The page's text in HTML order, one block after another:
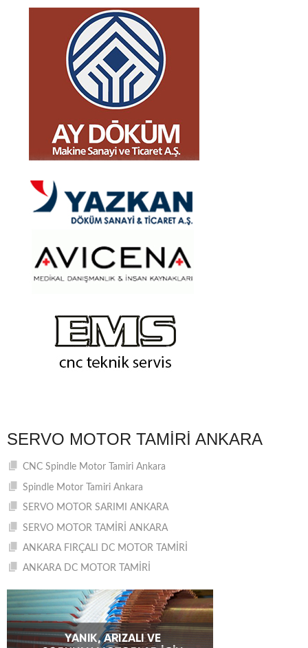
SERVO MOTOR TAMIRI ANKARA
CNC Spindle Motor Tamiri Ankara
Spindle Motor Tamiri Ankara
SERVO MOTOR SARIMI ANKARA
SERVO MOTOR TAMİRİ ANKARA
ANKARA FIRÇALI DC MOTOR TAMİRİ
ANKARA DC MOTOR TAMİRİ